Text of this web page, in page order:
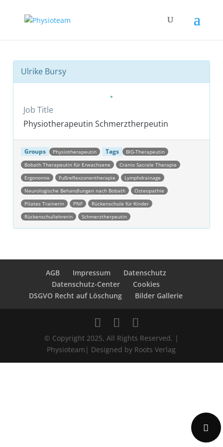
Ulrike Bursy
Job Title
Physiotherapeutin Schmerztherpeutin
Groups Physiotherapeutin Tags
BIG-Therapeutin
Bobath Therapeutin für Erwachsene
Cranio Sacrale Therapie
Ergonomie
Fußreflexzonentherapie
Lymphdrainage
Neurologische Behandlungen nach Bobath
Osteopathie
Pilates Trainerin
PNF
Rückenschule für Kinder
Rückenschullehrerin
Schmerztherpeutin
AGB Impressum
Datenschutz
Datenschutz-Center
Cookies
DSGVO Recht auf Löschung
Bilder Gallerie
© Copyright 2025, All Rights Reserved. |
Physioteam| Designed by Roots Verlag